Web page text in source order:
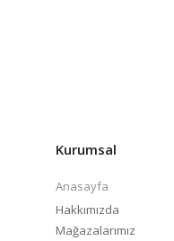
Kurumsal
Anasayfa
Hakkımızda
Mağazalarımız